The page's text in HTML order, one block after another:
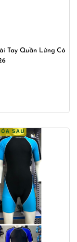
Tay Quần Lửng Có